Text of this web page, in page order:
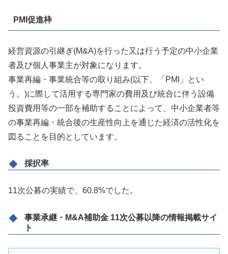
PMI促進枠
経営資源の引継ぎ(M&A)を行った又は行う予定の中小企業
者及び個人事業主が対象になります。
事業再編・事業統合等の取り組み(以下、「PMI」とい
う。)に際して活用する専門家の費用及び統合に伴う設備
投資費用等の一部を補助することによって、中小企業者等
の事業再編・統合後の生産性向上を通じた経済の活性化を
図ることを目的としています。
採択率
11次公募の実績で、60.8%でした。
事業承継・M&A補助金 11次公募以降の情報掲載サイ
ト